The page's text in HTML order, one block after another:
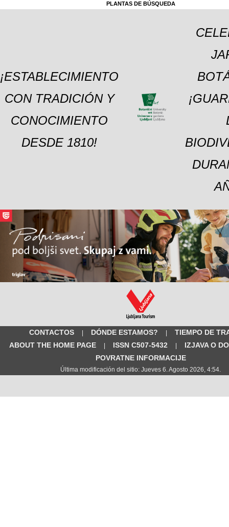
PLANTAS DE BÚSQUEDA
¡ESTABLECIMIENTO
CON TRADICIÓN Y
CONOCIMIENTO
DESDE 1810!
CONTACTOS | DÓNDE ESTAMOS? |
TIEMPO DE
ABOUT THE HOME PAGE
| ISSN C507-5432 |
IZJAVA O
POVRATNE INFORMACIJE
Última modificación del sitio: Jueves 6. Agosto 2026, 4:54.